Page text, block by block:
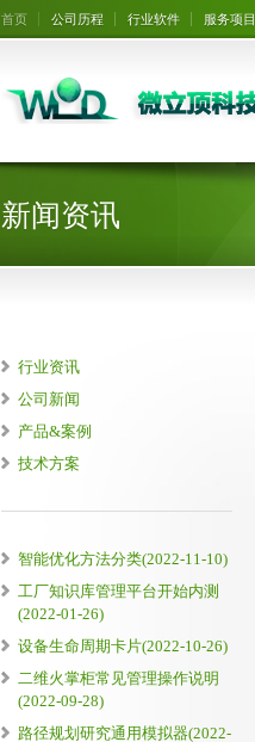
首页 公司历程 行业软件 服务项目
新闻资讯
行业资讯
公司新闻
产品&案例
技术方案
智能优化方法分类(2022-11-10)
工厂知识库管理平台开始内测
(2022-01-26)
设备生命周期卡片(2022-10-26)
二维火掌柜常见管理操作说明
(2022-09-28)
路径规划研究通用模拟器(2022-